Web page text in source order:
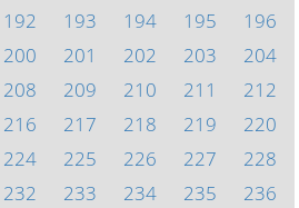
192 193 194 195
196
200 201 202 203
204
208 209 210 211
212
216 217 218 219
220
224 225 226 227
228
232 233 234 235
236